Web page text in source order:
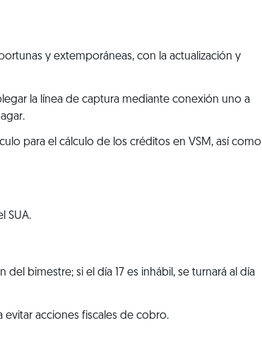
y extemporáneas, con la actualización y
la línea de captura mediante conexión uno a
para el cálculo de los créditos en VSM, así como
SUA.
bimestre; si el día 17 es inhábil, se turnará al día
acciones fiscales de cobro.